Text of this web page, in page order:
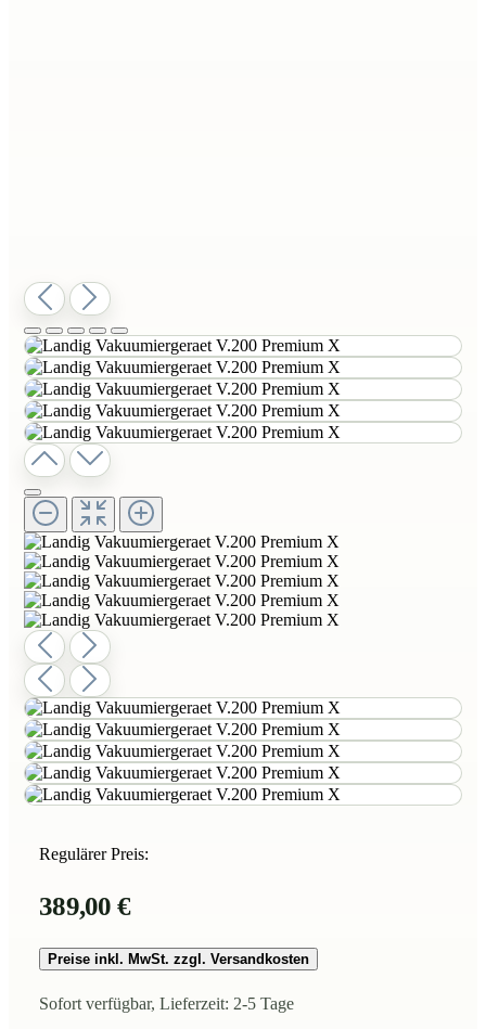
Regulärer Preis:
389,00 €
Preise inkl. MwSt. zzgl. Versandkosten
Sofort verfügbar, Lieferzeit: 2-5 Tage